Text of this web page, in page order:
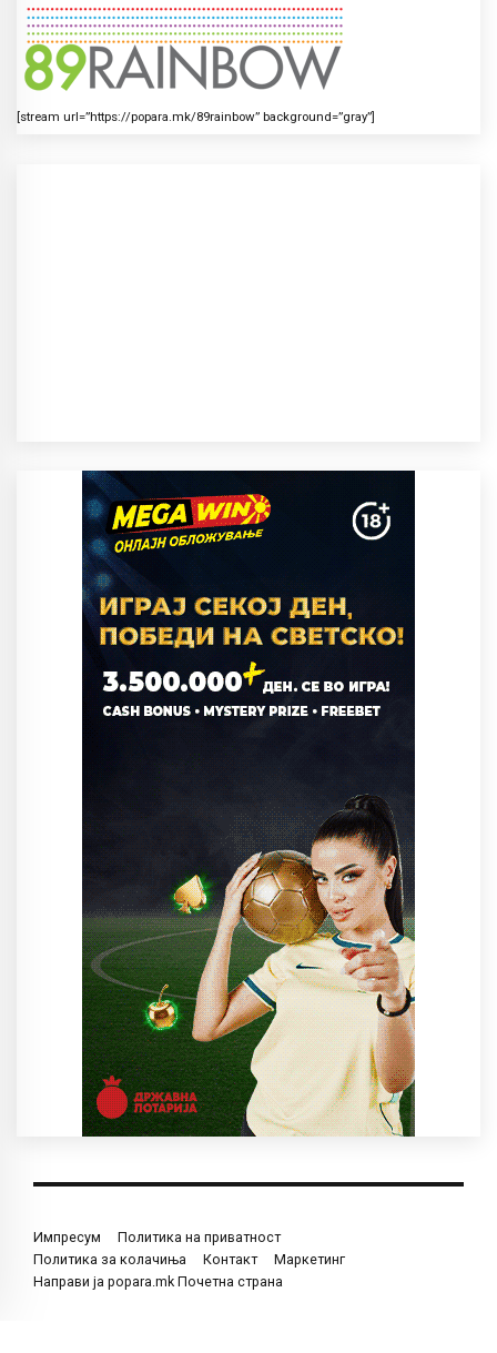
[stream url=”https://popara.mk/89rainbow” background=”gray”]
Импресум
Политика на приватност
Политика за колачиња
Контакт
Маркетинг
Направи ја popara.mk Почетна страна